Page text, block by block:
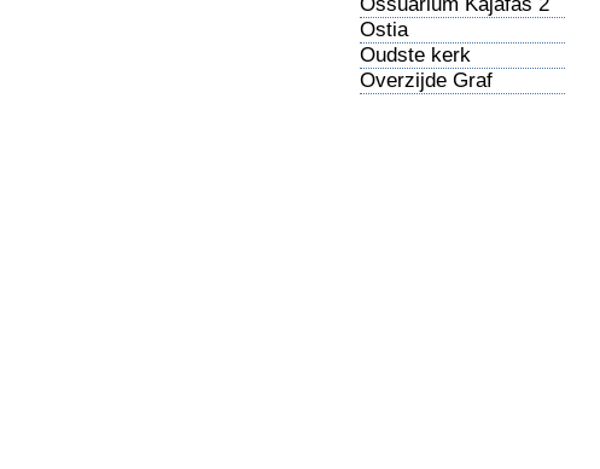
Ostia
Oudste kerk
Overzijde Graf